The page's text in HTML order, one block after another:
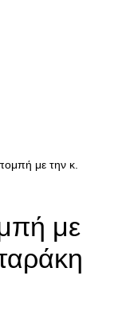
με την κ.
με